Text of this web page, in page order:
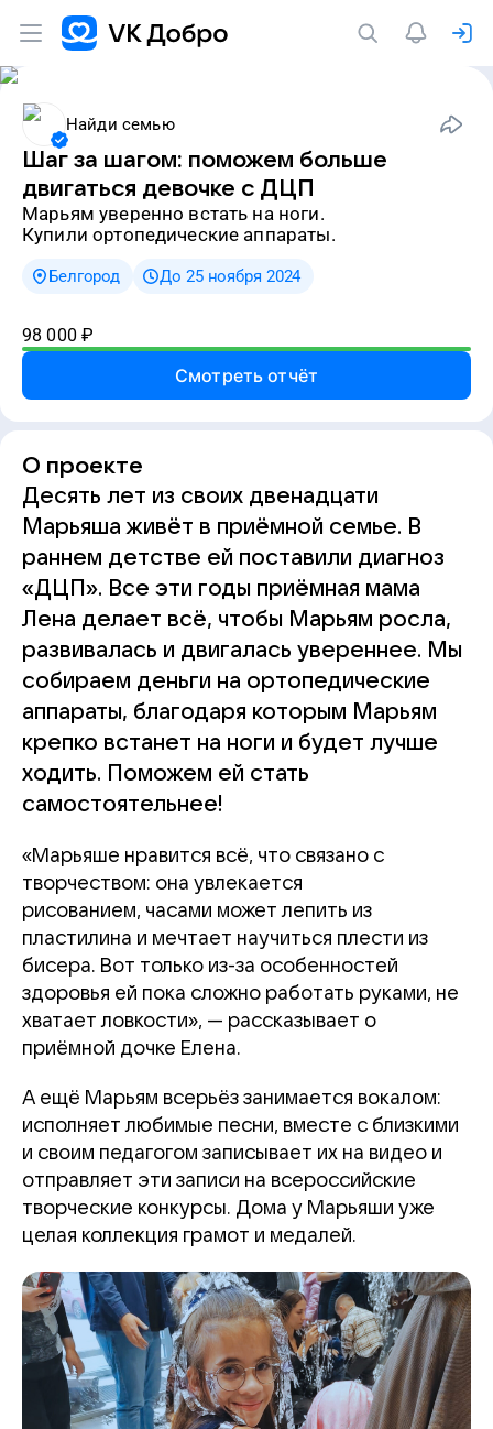
Найди семью
Шаг за шагом: поможем больше
двигаться девочке с ДЦП
Марьям уверенно встать на ноги.
Купили ортопедические аппараты.
Белгород До 25 ноября 2024
98 000 ₽
Смотреть отчёт
О проекте
Десять лет из своих двенадцати
Марьяша живёт в приёмной семье. В
раннем детстве ей поставили диагноз
«ДЦП». Все эти годы приёмная мама
Лена делает всё, чтобы Марьям росла,
развивалась и двигалась увереннее. Мы
собираем деньги на ортопедические
аппараты, благодаря которым Марьям
крепко встанет на ноги и будет лучше
ходить. Поможем ей стать
самостоятельнее!
«Марьяше нравится всё, что связано с
творчеством: она увлекается
рисованием, часами может лепить из
пластилина и мечтает научиться плести из
бисера. Вот только из-за особенностей
здоровья ей пока сложно работать руками, не
хватает ловкости», — рассказывает о
приёмной дочке Елена.
А ещё Марьям всерьёз занимается вокалом:
исполняет любимые песни, вместе с близкими
и своим педагогом записывает их на видео и
отправляет эти записи на всероссийские
творческие конкурсы. Дома у Марьяши уже
целая коллекция грамот и медалей.